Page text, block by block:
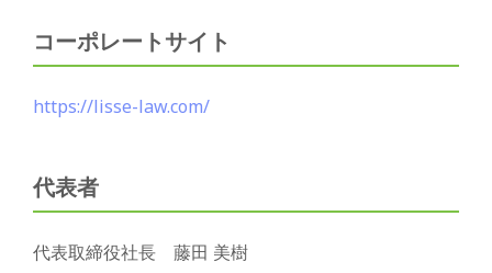
コーポレートサイト
https://lisse-law.com/
代表者
代表取締役社長 藤田 美樹